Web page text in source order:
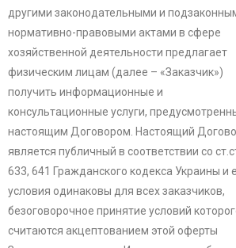
другими законодательными и
нормативно-правовыми актами в сфере
хозяйственной деятельности предлагает
физическим лицам (далее – «Заказчик»)
получить информационные и
консультационные услуги,
настоящим Договором. Настоящий
является публичный в соответствии со
633, 641 Гражданского кодекса Украины и
условия одинаковы для всех заказчиков,
безоговорочное принятие условий
считаются акцептованием этой оферты